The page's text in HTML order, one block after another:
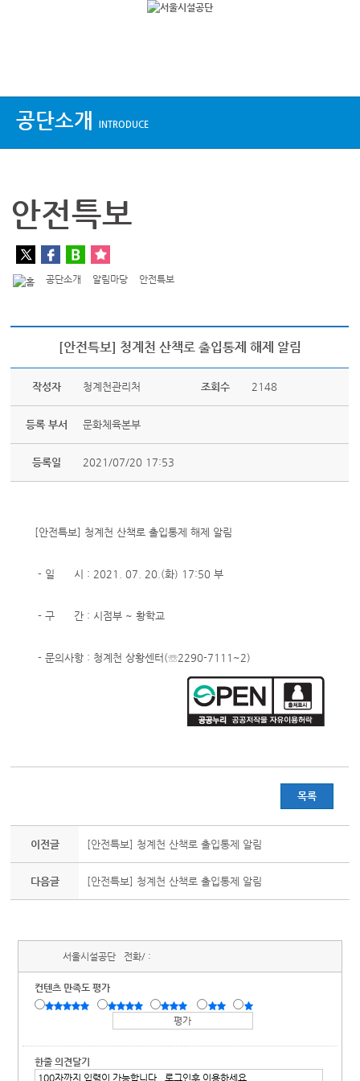
공단소개 INTRODUCE
안전특보
공단소개 알림마당 안전특보
[안전특보] 청계천 산책로 출입통제 해제 알림
작성자 청계천관리처 조회수 2148
등록 부서 문화체육본부
등록일 2021/07/20 17:53
[안전특보] 청계천 산책로 출입통제 해제 알림
- 일 시 : 2021. 07. 20.(화) 17:50 부
- 구 간 : 시점부 ~ 황학교
- 문의사항 : 청계천 상황센터(☏2290-7111~2)
목록
이전글 [안전특보] 청계천 산책로 출입통제 알림
다음글 [안전특보] 청계천 산책로 출입통제 알림
서울시설공단 전화/ :
컨텐츠 만족도 평가
한줄 의견달기